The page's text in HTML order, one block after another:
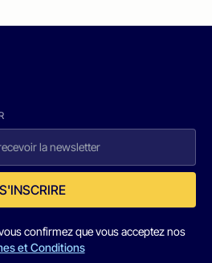
S'INSCRIRE
confirmez que vous acceptez nos
et Conditions